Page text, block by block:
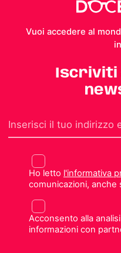
Vuoi accedere al
Iscriviti
Ho letto l'informativa
comunicazioni, anche
Acconsento alla
informazioni con